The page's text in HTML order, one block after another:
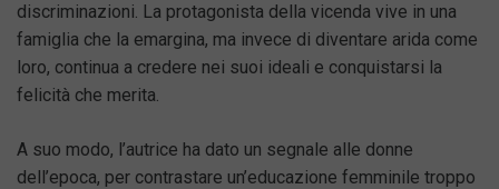
discriminazioni. La protagonista della vicenda vive in una
famiglia che la emargina, ma invece di diventare arida come
loro, continua a credere nei suoi ideali e conquistarsi la
felicità che merita.
A suo modo, l’autrice ha dato un segnale alle donne
dell’epoca, per contrastare un’educazione femminile troppo